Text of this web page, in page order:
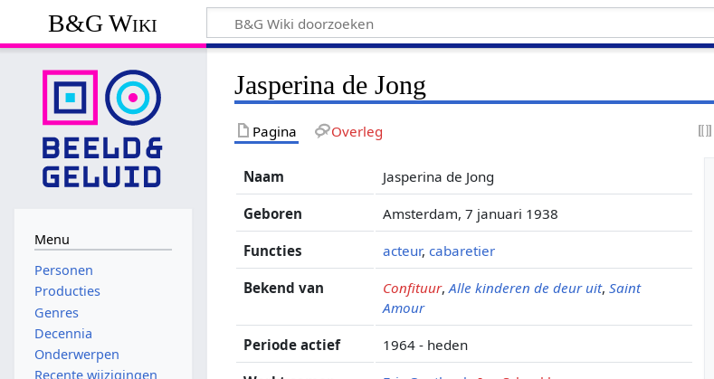
B&G Wiki
Jasperina de Jong
Pagina Overleg
Naam Jasperina de Jong
Geboren Amsterdam, 7 januari 1938
Functies acteur,cabaretier
Bekend van Confituur,Alle kinderen de deur uit,Saint
Amour
Periode actief 1964 - heden
Menu
Personen
Producties
Genres
Decennia
Onderwerpen
Recente wijzigingen